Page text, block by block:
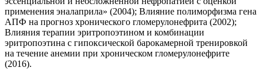
применения эналаприла» (2004); Влияние полиморфизма гена
АПФ на прогноз хронического гломерулонефрита (2002);
Влияния терапии эритропоэтином и комбинации
эритропоэтина с гипоксической барокамерной тренировкой
на течение анемии при хроническом гломерулонефрите
(2016).